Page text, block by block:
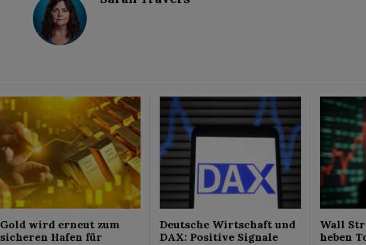
Gold wird erneut zum
sicheren Hafen für
Deutsche Wirtschaft und
DAX: Positive Signale
Wall
heben